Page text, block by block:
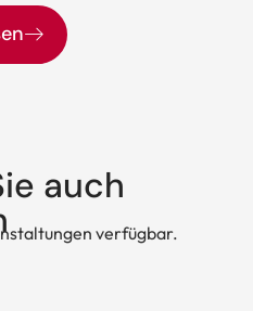
auch
verfügbar.